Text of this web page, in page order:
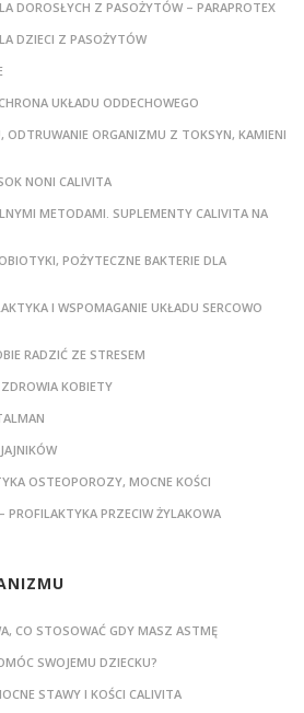
DOROSŁYCH Z PASOŻYTÓW – PARAPROTEX
DZIECI Z PASOŻYTÓW
UKŁADU ODDECHOWEGO
ODTRUWANIE ORGANIZMU Z TOKSYN, KAMIENI
NONI CALIVITA
METODAMI. SUPLEMENTY CALIVITA NA
POŻYTECZNE BAKTERIE DLA
I WSPOMAGANIE UKŁADU SERCOWO
RADZIĆ ZE STRESEM
KOBIETY
OSTEOPOROZY, MOCNE KOŚCI
PRZECIW ŻYLAKOWA
CO STOSOWAĆ GDY MASZ ASTMĘ
SWOJEMU DZIECKU?
STAWY I KOŚCI CALIVITA